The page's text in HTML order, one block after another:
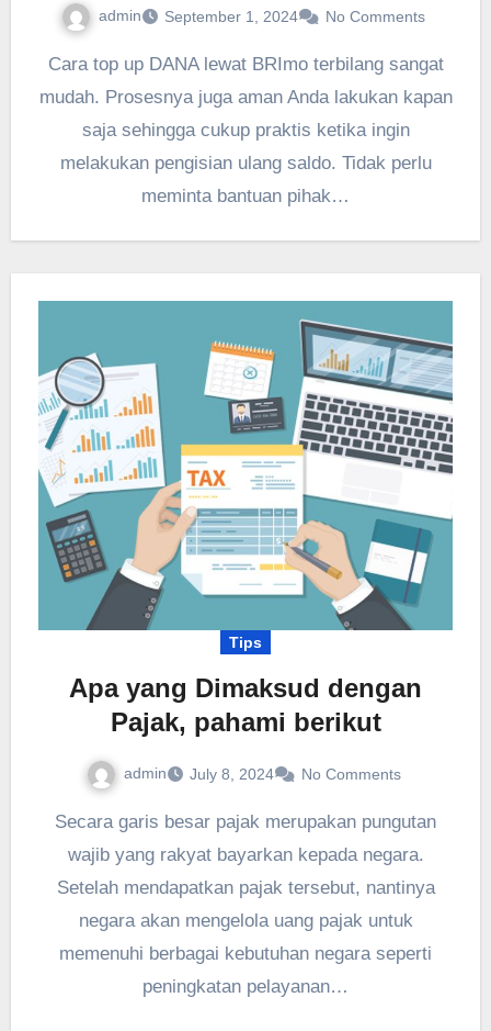
admin September 1, 2024 No Comments
Cara top up DANA lewat BRImo terbilang sangat
mudah. Prosesnya juga aman Anda lakukan kapan
saja sehingga cukup praktis ketika ingin
melakukan pengisian ulang saldo. Tidak perlu
meminta bantuan pihak…
Tips
Apa yang Dimaksud dengan
Pajak, pahami berikut
admin July 8, 2024 No Comments
Secara garis besar pajak merupakan pungutan
wajib yang rakyat bayarkan kepada negara.
Setelah mendapatkan pajak tersebut, nantinya
negara akan mengelola uang pajak untuk
memenuhi berbagai kebutuhan negara seperti
peningkatan pelayanan…